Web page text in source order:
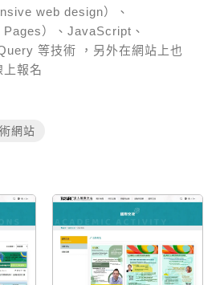
web design）、
）、JavaScript、
等技術
，另外在網站上也
上報名
網站